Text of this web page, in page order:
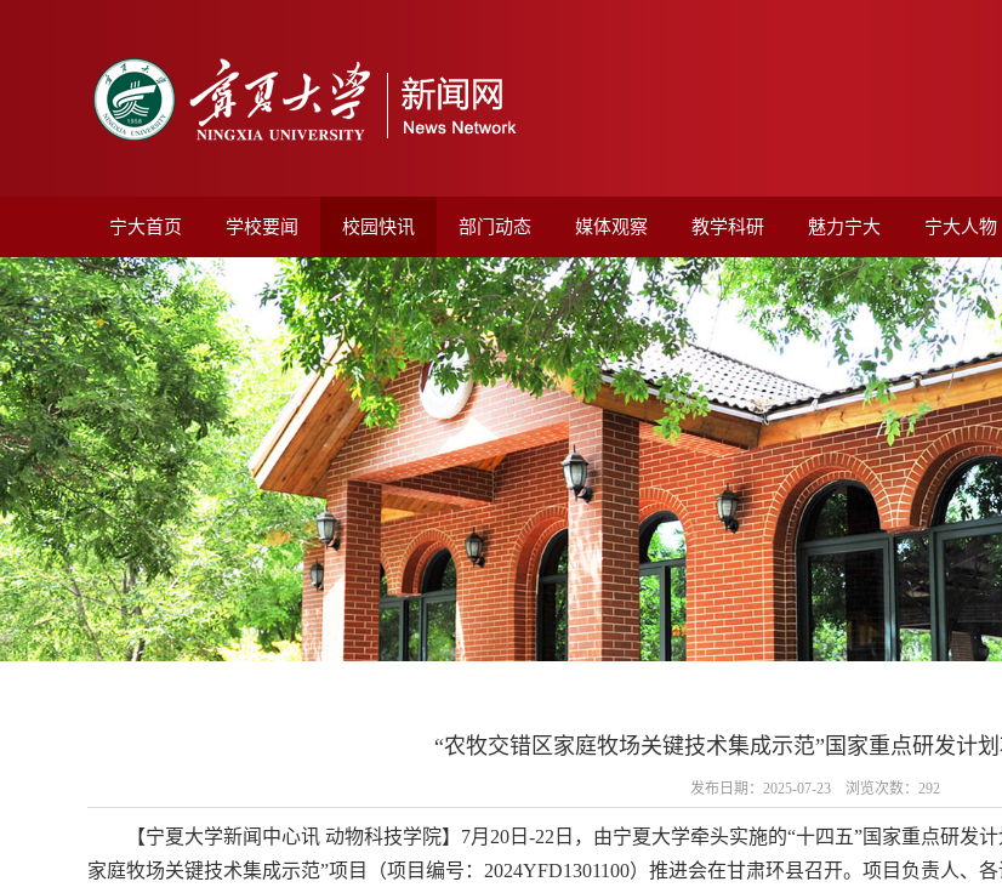
宁大首页 学校要闻 校园快讯 部门动态 媒体观察 教学科研 魅力宁大 宁大人物
“农牧交错区家庭牧场关键技术集成示范”国家重点研发计
发布日期：2025-07-23 浏览次数： 292
【宁夏大学新闻中心讯 动物科技学院】7月20日-22日，由宁夏大学牵头实施的“十四五”国家重点研发
家庭牧场关键技术集成示范”项目（项目编号：2024YFD1301100）推进会在甘肃环县召开。项目负责人、